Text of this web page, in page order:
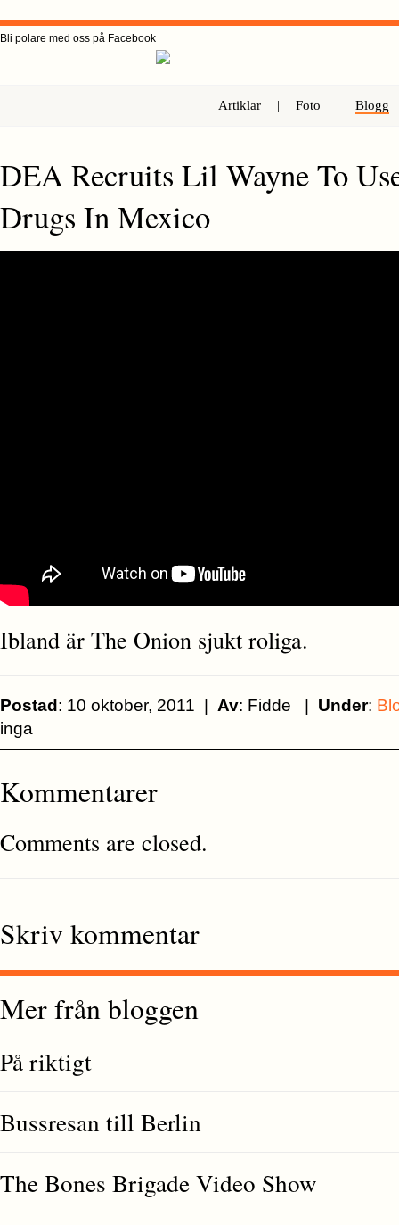
Bli polare med oss på Facebook
Artiklar | Foto | Blogg
DEA Recruits Lil Wayne To
Drugs In Mexico
Ibland är The Onion sjukt roliga.
Postad : 10 oktober, 2011 | Av: Fidde | Under:
inga
Kommentarer
Comments are closed.
Skriv kommentar
Mer från bloggen
På riktigt
Bussresan till Berlin
The Bones Brigade Video Show